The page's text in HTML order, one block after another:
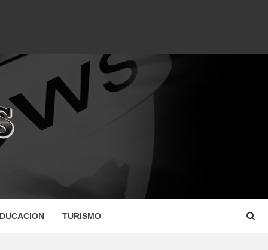
TURISMO